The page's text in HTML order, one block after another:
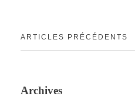
ARTICLES PRÉCÉDENTS
Archives